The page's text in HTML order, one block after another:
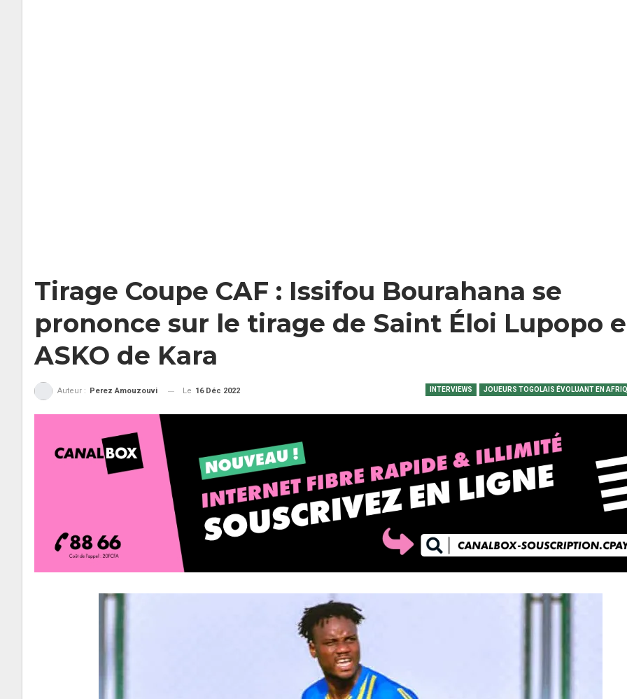
Tirage Coupe CAF : Issifou Bourahana se
prononce sur le tirage de Saint Éloi Lupopo
ASKO de Kara
INTERVIEWS JOUEURS TOGOLAIS ÉVOLUANT EN
Auteur : Perez Amouzouvi Le 16 Déc 2022